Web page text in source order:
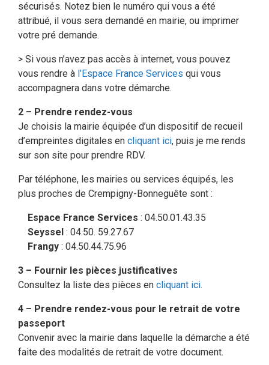
sécurisés. Notez bien le numéro qui vous a été
attribué, il vous sera demandé en mairie, ou imprimer
votre pré demande.
> Si vous n’avez pas accès à internet, vous pouvez
vous rendre à l’Espace France Services qui vous
accompagnera dans votre démarche.
2 – Prendre rendez-vous
Je choisis la mairie équipée d’un dispositif de recueil
d’empreintes digitales en cliquant ici, puis je me rends
sur son site pour prendre RDV.
Par téléphone, les mairies ou services équipés, les
plus proches de Crempigny-Bonneguête sont :
Espace France Services : 04.50.01.43.35
Seyssel : 04.50. 59.27.67
Frangy : 04.50.44.75.96
3 – Fournir les pièces justificatives
Consultez la liste des pièces en cliquant ici.
4 – Prendre rendez-vous pour le retrait de votre
passeport
Convenir avec la mairie dans laquelle la démarche a été
faite des modalités de retrait de votre document.